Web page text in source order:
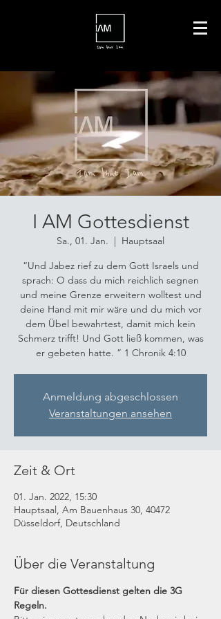
I AM Gottesdienst
Sa., 01. Jan.
  |
Hauptsaal
“Und Jabez rief zu dem Gott Israels und
sprach: O dass du mich reichlich segnen
und meine Grenze erweitern wolltest und
deine Hand mit mir wäre und du mich vor
dem Übel bewahrtest, damit mich kein
Schmerz trifft! Und Gott ließ kommen, was
er gebeten hatte. ” 1 Chronik 4:10
Anmeldung abgeschlossen
Veranstaltungen ansehen
Zeit & Ort
01. Jan. 2022, 15:30
Hauptsaal, Am Bauenhaus 30, 40472
Düsseldorf, Deutschland
Über die Veranstaltung
Für diesen Gottesdienst gelten die 3G
Regeln.